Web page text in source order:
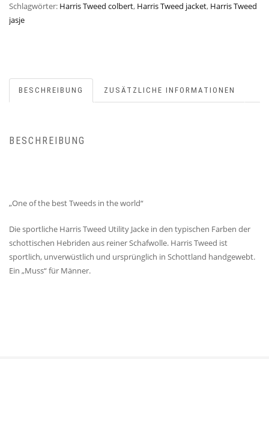
Schlagwörter: Harris Tweed colbert, Harris Tweed jacket, Harris Tweed
jasje
BESCHREIBUNG ZUSÄTZLICHE INFORMATIONEN
BESCHREIBUNG
„One of the best Tweeds in the world“
Die sportliche Harris Tweed Utility Jacke in den typischen Farben der
schottischen Hebriden aus reiner Schafwolle. Harris Tweed ist
sportlich, unverwüstlich und ursprünglich in Schottland handgewebt.
Ein „Muss“ für Männer.